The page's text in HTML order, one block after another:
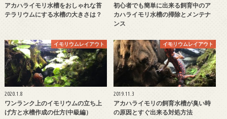
アカハライモリ水槽をおしゃれな苔
テラリウムにする水槽の大きさは？
初心者でも簡単に出来る飼育中のア
カハライモリ水槽の掃除とメンテナ
ンス
イモリウムレイアウト
2020.1.8
ワンランク上のイモリウムの立ち上
げ方と水槽作成の仕方(中級編）
イモリウムレイアウト
2019.11.3
アカハライモリの飼育水槽が臭い時
の原因とすぐ出来る対処方法